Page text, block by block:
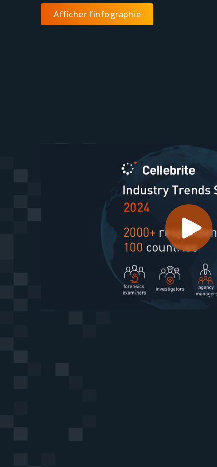
Afficher l’infographie